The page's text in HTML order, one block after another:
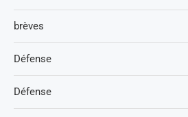
brèves
Défense
Défense